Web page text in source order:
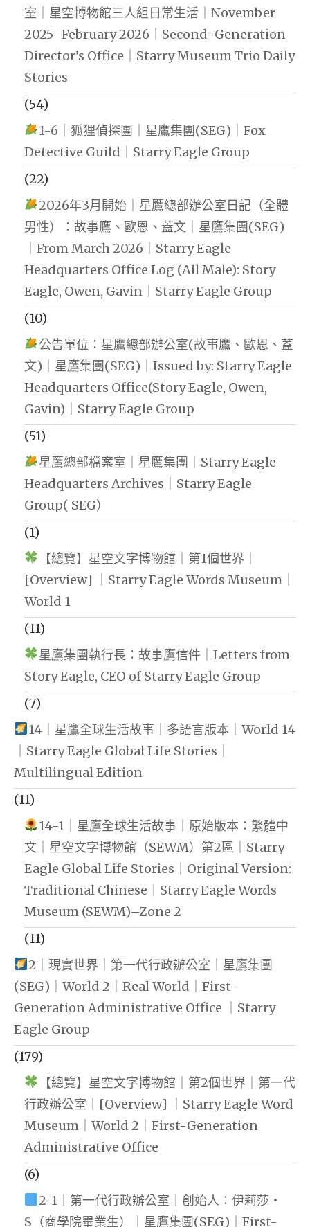
室｜星空博物館三人組日常生活｜November
2025–February 2026｜Second-Generation
Director’s Office｜Starry Museum Trio Daily
Stories
(54)
1-6｜狐狸偵探團｜星鷹集團(SEG)｜Fox
Detective Guild｜Starry Eagle Group
(22)
2026年3月開始｜星鷹總部辦公室日記（全體
男性）：故事鷹、歐恩、蓋文｜星鷹集團(SEG)
｜From March 2026｜Starry Eagle
Headquarters Office Log (All Male): Story
Eagle, Owen, Gavin｜Starry Eagle Group
(10)
公告單位：星鷹總部辦公室(故事鷹、歐恩、蓋
文)｜星鷹集團(SEG)｜Issued by: Starry Eagle
Headquarters Office(Story Eagle, Owen,
Gavin)｜Starry Eagle Group
(51)
星鷹總部檔案室｜星鷹集團｜Starry Eagle
Headquarters Archives｜Starry Eagle
Group( SEG）
(1)
【總覽】星空文字博物館｜第1個世界｜
[Overview] ｜Starry Eagle Words Museum｜
World 1
(11)
星鷹集團執行長：故事鷹信件｜Letters from
Story Eagle, CEO of Starry Eagle Group
(7)
14｜星鷹全球生活故事｜多語言版本｜World 14
｜Starry Eagle Global Life Stories｜
Multilingual Edition
(11)
14-1｜星鷹全球生活故事｜原始版本：繁體中
文｜星空文字博物館（SEWM）第2區｜Starry
Eagle Global Life Stories｜Original Version:
Traditional Chinese｜Starry Eagle Words
Museum (SEWM)–Zone 2
(11)
2｜現實世界｜第一代行政辦公室｜星鷹集團
(SEG)｜World 2｜Real World｜First-
Generation Administrative Office ｜Starry
Eagle Group
(179)
【總覽】星空文字博物館｜第2個世界｜第一代
行政辦公室｜[Overview] ｜Starry Eagle Word
Museum｜World 2｜First-Generation
Administrative Office
(6)
2-1｜第一代行政辦公室｜創始人：伊莉莎・
S（商學院畢業生）｜星鷹集團(SEG)｜First-